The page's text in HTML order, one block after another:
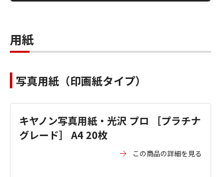
用紙
写真用紙（印画紙タイプ）
キヤノン写真用紙・光沢 プロ ［プラチナ
グレード］ A4 20枚
この商品の詳細を見る